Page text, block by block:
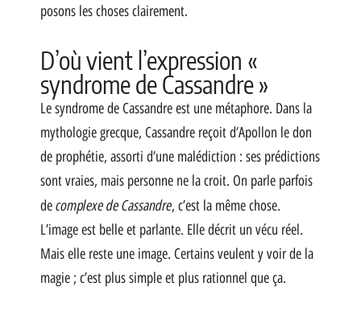
posons les choses clairement.
D’où vient l’expression «
syndrome de Cassandre »
Le syndrome de Cassandre est une métaphore. Dans la
mythologie grecque, Cassandre reçoit d’Apollon le don
de prophétie, assorti d’une malédiction : ses prédictions
sont vraies, mais personne ne la croit. On parle parfois
decomplexe de Cassandre, c’est la même chose.
L’image est belle et parlante. Elle décrit un vécu réel.
Mais elle reste une image. Certains veulent y voir de la
magie ; c’est plus simple et plus rationnel que ça.